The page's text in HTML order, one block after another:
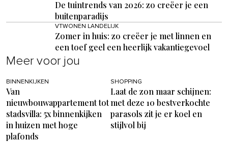
De tuintrends van 2026: zo creëer je een
buitenparadijs
VTWONEN LANDELIJK
Zomer in huis: zo creëer je met linnen en
een toef geel een heerlijk vakantiegevoel
Meer voor jou
BINNENKIJKEN
Van
nieuwbouwappartement tot
stadsvilla: 5x binnenkijken
in huizen met hoge
plafonds
SHOPPING
Laat de zon maar schijnen:
met deze 10 bestverkochte
parasols zit je er koel en
stijlvol bij